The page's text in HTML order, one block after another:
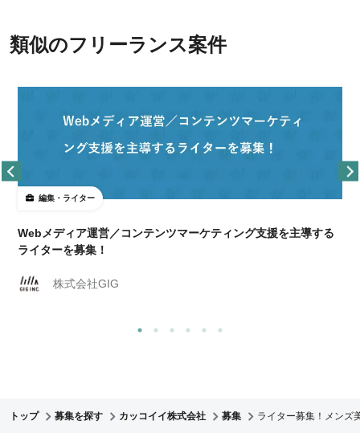
類似のフリーランス案件
編集・ライター
Webメディア運営／コンテンツマーケティング支援を主導する
ライターを募集！
株式会社GIG
トップ 募集を探す カッコイイ株式会社 募集 ライター募集！メンズ